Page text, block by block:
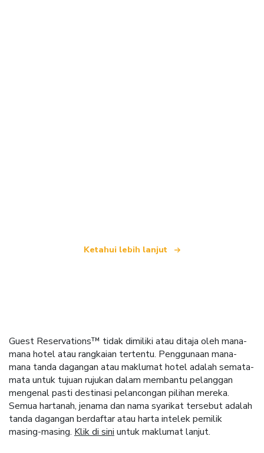
Ketahui lebih lanjut
Guest Reservations™ tidak dimiliki atau ditaja oleh mana-
mana hotel atau rangkaian tertentu. Penggunaan mana-
mana tanda dagangan atau maklumat hotel adalah semata-
mata untuk tujuan rujukan dalam membantu pelanggan
mengenal pasti destinasi pelancongan pilihan mereka.
Semua hartanah, jenama dan nama syarikat tersebut adalah
tanda dagangan berdaftar atau harta intelek pemilik
masing-masing. Klik di sini untuk maklumat lanjut.